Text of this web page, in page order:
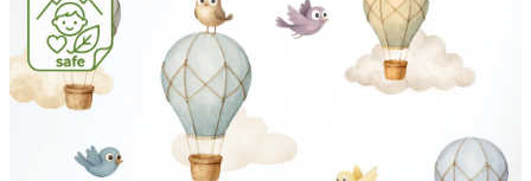
hvězdiček.